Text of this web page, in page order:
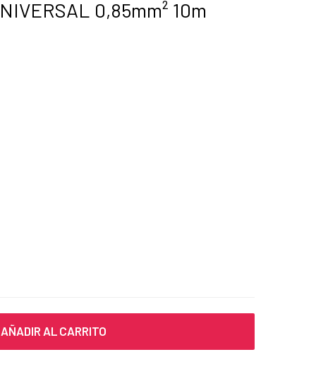
0,85mm² 10m
AÑADIR AL CARRITO